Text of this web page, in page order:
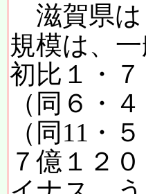
滋賀県
規模は、
初比１・
（同６・
（同11・
７億１２